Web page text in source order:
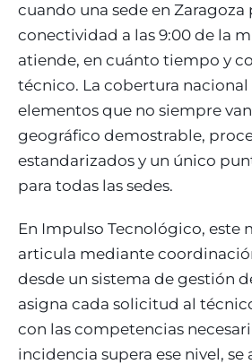
cuando una sede en Zaragoza
conectividad a las 9:00 de la
atiende, en cuánto tiempo y
técnico. La cobertura
elementos que no siempre
geográfico demostrable,
estandarizados y un único
para todas las sedes.
En Impulso Tecnológico, este
articula mediante
desde un sistema de gestión
asigna cada solicitud al
con las competencias
incidencia supera ese nivel, se